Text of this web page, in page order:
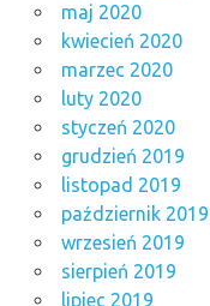
maj 2020
kwiecień 2020
marzec 2020
luty 2020
styczeń 2020
grudzień 2019
listopad 2019
październik 2019
wrzesień 2019
sierpień 2019
lipiec 2019